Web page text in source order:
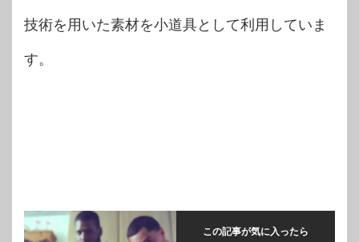
技術を用いた素材を小道具として利用していま
す。
この記事が気に入ったら